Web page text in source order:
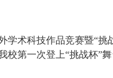
术科技作品竞赛暨“挑
校第一次登上“挑战杯”